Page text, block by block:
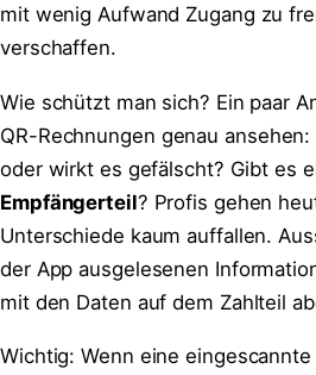
mit wenig Aufwand Zugang zu
verschaffen.
Wie schützt man sich? Ein paar
QR-Rechnungen genau
oder wirkt es gefälscht? Gibt es
Empfängerteil? Profis gehen
Unterschiede kaum auffallen.
der App ausgelesenen
mit den Daten auf dem Zahlteil
Wichtig: Wenn eine